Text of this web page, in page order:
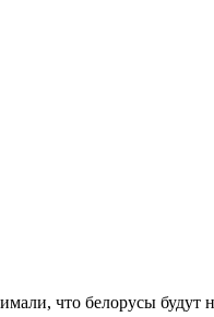
что белорусы будут